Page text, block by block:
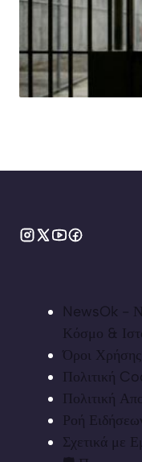
NewsOk -
Κόσμο &
Όροι
Πολιτική
Πολιτική
Ροή
Σχετικά με